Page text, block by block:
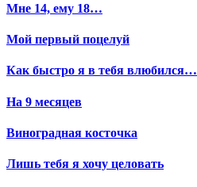
Мне 14, ему 18…
Мой первый поцелуй
Как быстро я в тебя влюбился…
На 9 месяцев
Виноградная косточка
Лишь тебя я хочу целовать